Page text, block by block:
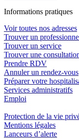
Informations pratiques
Voir toutes nos adresses
Trouver un
Trouver un service
Trouver une
Prendre RDV
Annuler un rendez-vous
Préparer votre
Services administratifs
Emploi​
Protection de la vie
Mentions légales
Lanceurs d’alerte